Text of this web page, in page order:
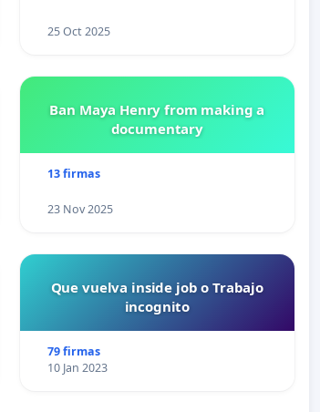
25 Oct 2025
Ban Maya Henry from making a
documentary
13 firmas
23 Nov 2025
Que vuelva inside job o Trabajo
incognito
79 firmas
10 Jan 2023